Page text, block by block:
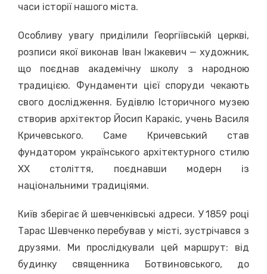
часи історії нашого міста.
Особливу увагу приділили Георгіївській церкві,
розписи якої виконав Іван Іжакевич — художник,
що поєднав академічну школу з народною
традицією. Фундаменти цієї споруди чекають
свого дослідження. Будівлю Історичного музею
створив архітектор Йосип Каракіс, учень Василя
Кричевського. Саме Кричевський став
фундатором українського архітектурного стилю
ХХ століття, поєднавши модерн із
національними традиціями.
Київ зберігає й шевченківські адреси. У 1859 році
Тарас Шевченко перебував у місті, зустрічався з
друзями. Ми прослідкували цей маршрут: від
будинку священника Ботвиновського, до